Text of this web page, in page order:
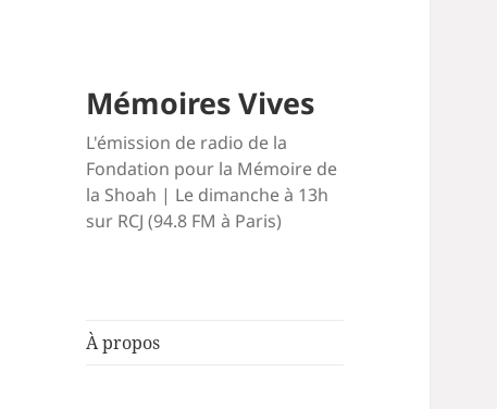
Mémoires Vives
L'émission de radio de la
Fondation pour la Mémoire de
la Shoah | Le dimanche à 13h
sur RCJ (94.8 FM à Paris)
À propos